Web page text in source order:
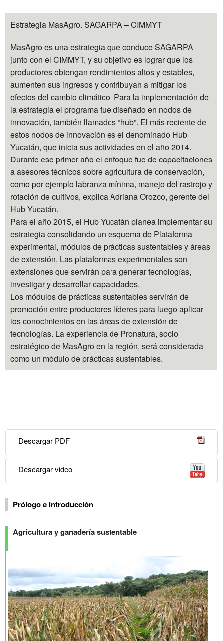
Estrategia MasAgro. SAGARPA – CIMMYT
MasAgro es una estrategia que conduce SAGARPA
junto con el CIMMYT, y su objetivo es lograr que los
productores obtengan rendimientos altos y estables,
aumenten sus ingresos y contribuyan a mitigar los
efectos del cambio climático. Para la implementación de
la estrategia el programa fue diseñado en nodos de
innovación, también llamados “hub”. El más reciente de
estos nodos de innovación es el denominado Hub
Yucatán, que inicia sus actividades en el año 2014.
Durante ese primer año el enfoque fue de capacitaciones
a asesores técnicos sobre agricultura de conservación,
como por ejemplo labranza mínima, manejo del rastrojo y
rotación de cultivos, explica Adriana Orozco, gerente del
Hub Yucatán.
Para el año 2015, el Hub Yucatán planea implementar su
estrategia consolidando un esquema de Plataforma
experimental, módulos de prácticas sustentables y áreas
de extensión. Las plataformas experimentales son
extensiones que servirán para generar tecnologías,
investigar y desarrollar capacidades.
Los módulos de prácticas sustentables servirán de
promoción entre productores líderes para luego aplicar
los conocimientos en las áreas de extensión de
tecnologías. La experiencia de Pronatura, socio
estratégico de MasAgro en la región, será considerada
como un módulo de prácticas sustentables.
Descargar PDF
Descargar video
Prólogo e introducción
Agricultura y ganadería sustentable